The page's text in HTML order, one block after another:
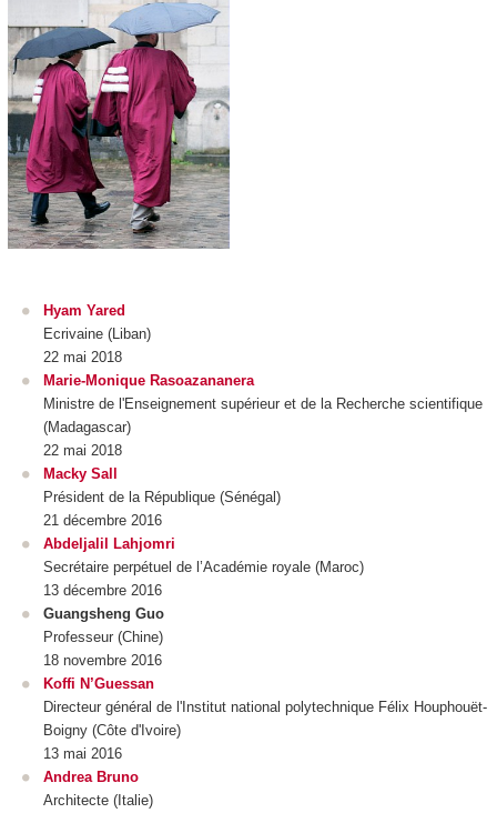
Hyam Yared
Ecrivaine (Liban)
22 mai 2018
Marie-Monique Rasoazananera
Ministre de l'Enseignement supérieur et de la Recherche scientifique
(Madagascar)
22 mai 2018
Macky Sall
Président de la République (Sénégal)
21 décembre 2016
Abdeljalil Lahjomri
Secrétaire perpétuel de l’Académie royale (Maroc)
13 décembre 2016
Guangsheng Guo
Professeur (Chine)
18 novembre 2016
Koffi N’Guessan
Directeur général de l'Institut national polytechnique Félix Houphouët-
Boigny (Côte d'Ivoire)
13 mai 2016
Andrea Bruno
Architecte (Italie)